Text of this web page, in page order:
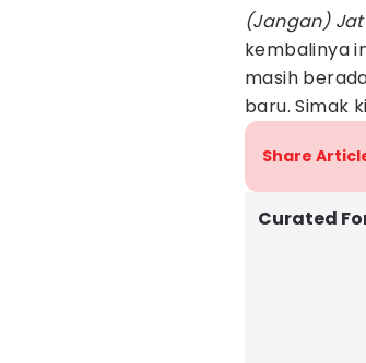
(Jangan)
kembalinya
masih
baru. Simak
Share
Curated